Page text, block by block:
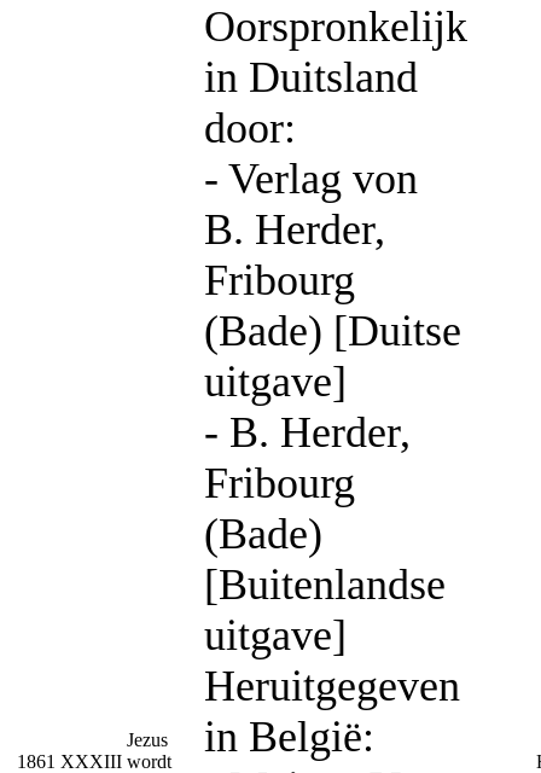
1861 XXXIII
Jezus
wordt
Oorspronkelijk
in Duitsland
door:
- Verlag von
B. Herder,
Fribourg
(Bade) [Duitse
uitgave]
- B. Herder,
Fribourg
(Bade)
[Buitenlandse
uitgave]
Heruitgegeven
in België: